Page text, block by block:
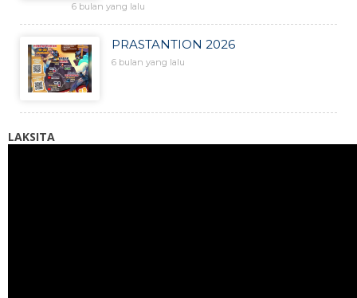
6 bulan yang lalu
PRASTANTION 2026
6 bulan yang lalu
LAKSITA